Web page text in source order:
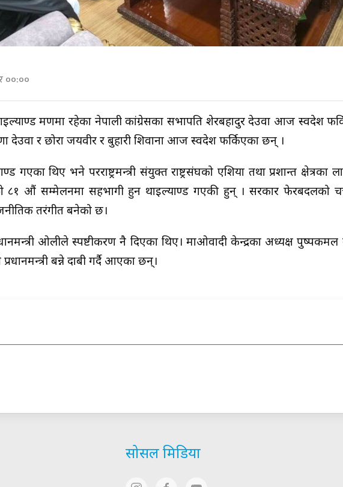
००:००
भ्रमणमा रहेका नेपाली कांग्रेसका सभापति शेरबहादुर देउवा आज स्वदेश
देउवा र छोरा जयवीर र बुहारी शिवाना आज स्वदेश फर्किएका छन् ।
गएका थिए भने परराष्ट्रमन्त्री संयुक्त राष्ट्रसंघको एशिया तथा प्रशान्त क्षेत्रका
८१ औं सम्मेलनमा सहभागी हुन थाइल्याण्ड गएकी हुन् । सरकार फेरबदलको
तरंगीत बनेको छ।
ओलीले स्पष्टीकरण नै दिएका थिए। माओवादी केन्द्रका अध्यक्ष
बन्ने दाबी गर्दै आएका छन्।
सोसल मिडिया